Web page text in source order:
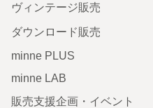
ヴィンテージ販売
ダウンロード販売
minne PLUS
minne LAB
販売支援企画・イベント